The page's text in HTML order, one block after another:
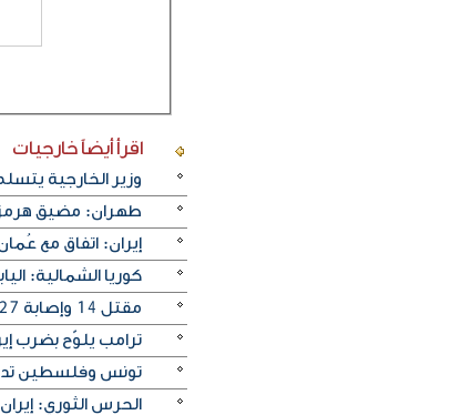
اقرأ أيضاًخارجيات
وزير الخارجية
طهران: مضيق هرمز
إيران: اتفاق مع
كوريا الشمالية:
مقتل 14 وإصابة ‌27 بهجمات روسية على كييف
ترامب يلوّح بضرب
تونس وفلسطين
الحرس الثوري: